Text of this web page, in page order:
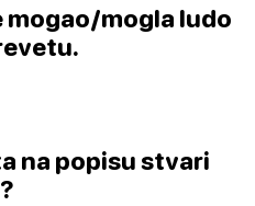
mogao/mogla ludo
na popisu stvari